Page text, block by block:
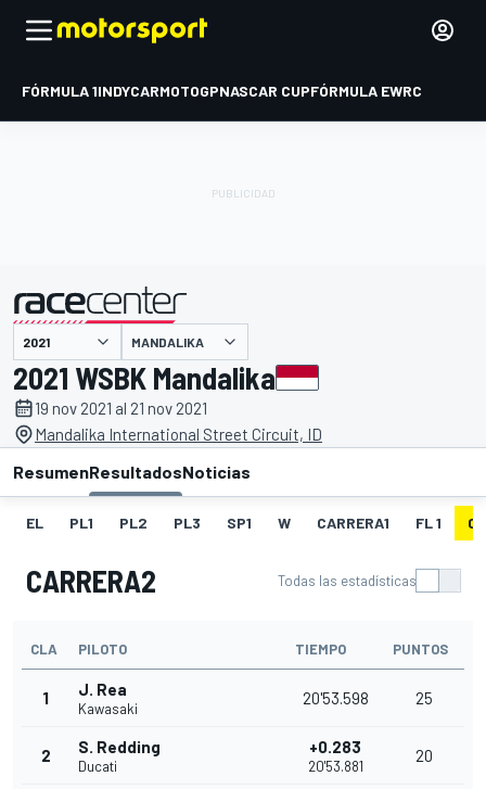
FÓRMULA 1INDYCARMOTOGPNASCAR CUPFÓRMULA EWRC
presentado por MANDALIKA
2021 WSBK Mandalika
19 nov 2021 al 21 nov 2021
Mandalika International Street Circuit, ID
ResumenResultadosNoticias
EL PL1 PL2 PL3 SP1 W CARRERA1 FL 1
CARRERA2 Todas las estadísticas
CLA PILOTO TIEMPO PUNTOS
1 J. Rea
Kawasaki
20'53.598 25
2 S. Redding
Ducati
+0.283
20'53.881
20